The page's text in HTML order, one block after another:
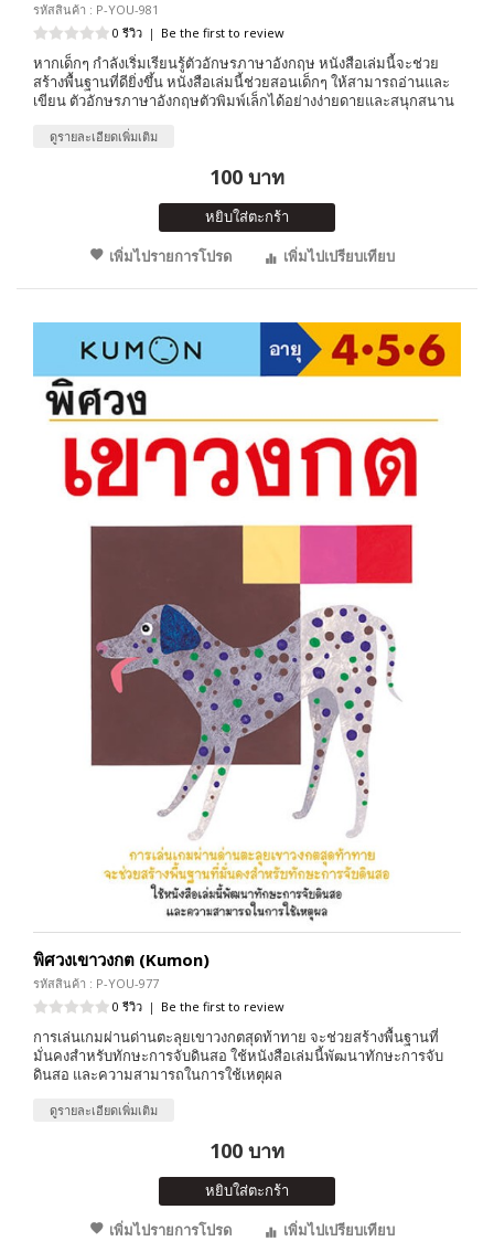
รหัสสินค้า : P-YOU-981
0 รีวิว | Be the first to review
หากเด็กๆ กำลังเริ่มเรียนรู้ตัวอักษรภาษาอังกฤษ หนังสือเล่มนี้จะช่วย
สร้างพื้นฐานที่ดียิ่งขึ้น หนังสือเล่มนี้ช่วยสอนเด็กๆ ให้สามารถอ่านและ
เขียน ตัวอักษรภาษาอังกฤษตัวพิมพ์เล็กได้อย่างง่ายดายและสนุกสนาน
ดูรายละเอียดเพิ่มเติม
100 บาท
หยิบใส่ตะกร้า
เพิ่มไปรายการโปรด
เพิ่มไปเปรียบเทียบ
พิศวงเขาวงกต (Kumon)
รหัสสินค้า : P-YOU-977
0 รีวิว | Be the first to review
การเล่นเกมผ่านด่านตะลุยเขาวงกตสุดท้าทาย จะช่วยสร้างพื้นฐานที่
มั่นคงสำหรับทักษะการจับดินสอ ใช้หนังสือเล่มนี้พัฒนาทักษะการจับ
ดินสอ และความสามารถในการใช้เหตุผล
ดูรายละเอียดเพิ่มเติม
100 บาท
หยิบใส่ตะกร้า
เพิ่มไปรายการโปรด
เพิ่มไปเปรียบเทียบ